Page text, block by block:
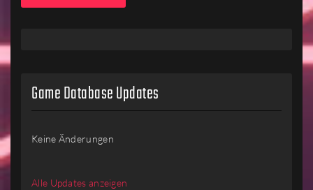
Game Database Updates
Keine Änderungen
Alle Updates anzeigen